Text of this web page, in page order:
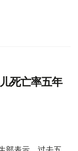
死亡率五年